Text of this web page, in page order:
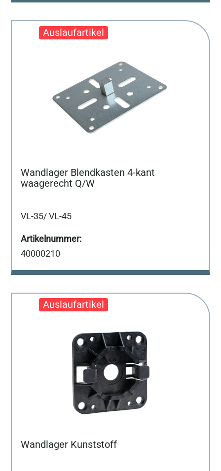
Wandlager Blendkasten 4-kant
waagerecht Q/W
VL-35/ VL-45
40000210
Wandlager Kunststoff